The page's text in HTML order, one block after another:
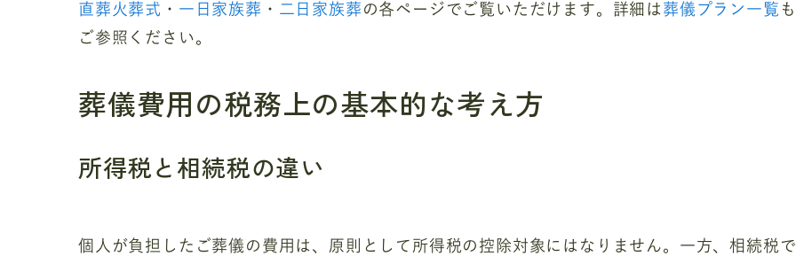
直葬火葬式 ・ 一日家族葬 ・ 二日家族葬 の各ページでご覧いただけます。詳細は 葬儀プラン一覧 も
ご参照ください。
葬儀費用の税務上の基本的な考え方
所得税と相続税の違い
個人が負担したご葬儀の費用は、原則として所得税の控除対象にはなりません。一方、相続税で